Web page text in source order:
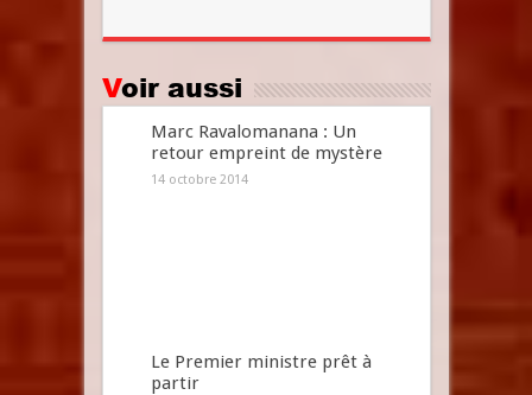
Voir aussi
Marc Ravalomanana : Un
retour empreint de mystère
14 octobre 2014
Le Premier ministre prêt à
partir